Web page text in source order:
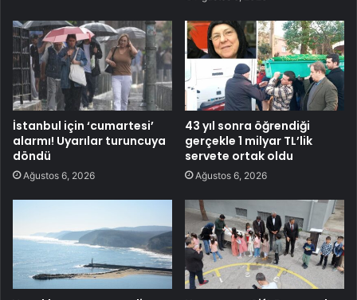
İstanbul için ‘cumartesi’
alarmı! Uyarılar turuncuya
döndü
Ağustos 6, 2026
43 yıl sonra öğrendiği
gerçekle 1 milyar TL’lik
servete ortak oldu
Ağustos 6, 2026